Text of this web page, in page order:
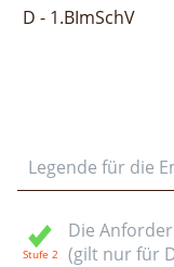
D - 1.BImSchV
Legende für die
Die
(gilt nur für